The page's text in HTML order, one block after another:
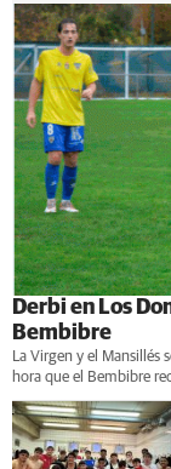
Derbi en Los
Bembibre
La Virgen y el Mansillés
hora que el Bembibre